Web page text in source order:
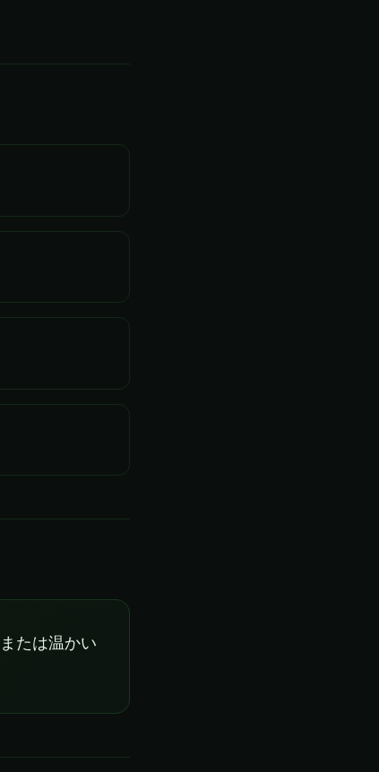
たは温かい